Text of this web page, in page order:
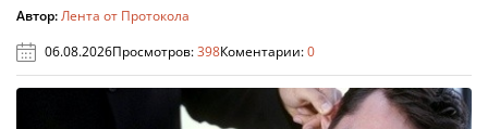
Автор:Лента от Протокола
06.08.2026Просмотров:398Коментарии:0